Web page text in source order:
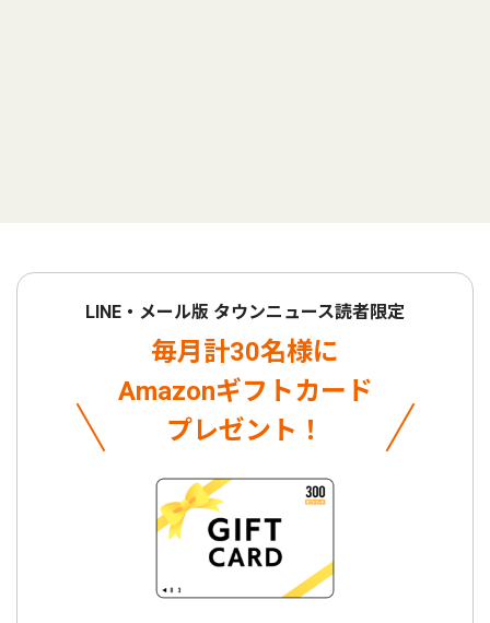
LINE・メール版 タウンニュース読者限定
毎月計30名様に
Amazonギフトカード
プレゼント！